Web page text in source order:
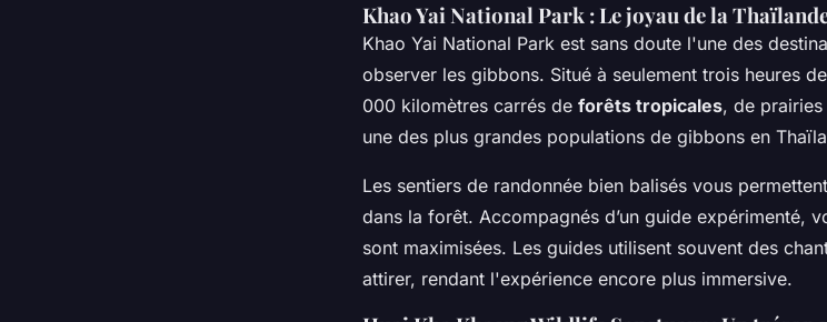
Khao Yai National Park : Le joyau de la
Khao Yai National Park est sans doute l'une des
observer les gibbons. Situé à seulement trois heures
000 kilomètres carrés de forêts tropicales, de
une des plus grandes populations de gibbons en
Les sentiers de randonnée bien balisés vous
dans la forêt. Accompagnés d’un guide expérimenté,
sont maximisées. Les guides utilisent souvent des
attirer, rendant l'expérience encore plus immersive.